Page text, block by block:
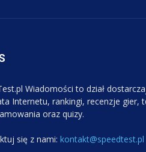
Wiadomości to dział
Internetu, rankingi, recenzje gier,
oraz quizy.
się z nami: kontakt@speedtest.pl